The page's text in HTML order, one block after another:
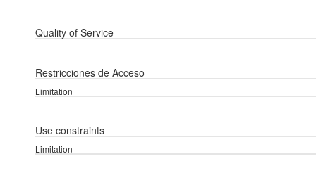
Quality of Service
Restricciones de Acceso
Limitation
Use constraints
Limitation